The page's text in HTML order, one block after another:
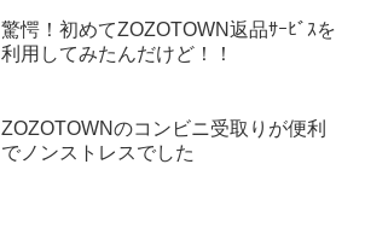
驚愕！初めてZOZOTOWN返品ｻｰﾋﾞｽを
利用してみたんだけど！！
ZOZOTOWNのコンビニ受取りが便利
でノンストレスでした